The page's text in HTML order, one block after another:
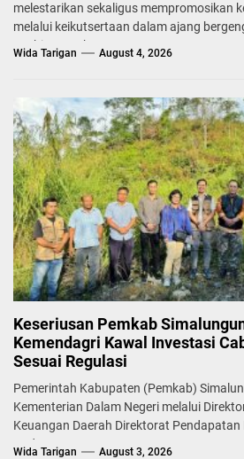
melestarikan sekaligus mempromosikan
melalui keikutsertaan dalam ajang
Fashion Week...
Wida Tarigan August 4, 2026
Keseriusan Pemkab
Kemendagri Kawal Investasi
Sesuai Regulasi
Pemerintah Kabupaten (Pemkab)
Kementerian Dalam Negeri melalui
Keuangan Daerah Direktorat Pendapatan
Badan...
Wida Tarigan August 3, 2026